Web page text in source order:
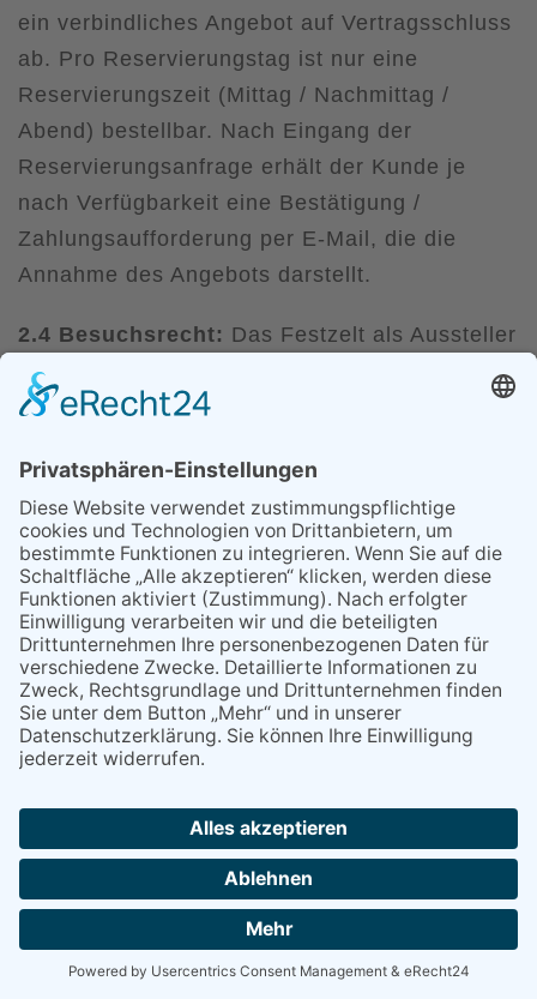
ein verbindliches Angebot auf Vertragsschluss
ab. Pro Reservierungstag ist nur eine
Reservierungszeit (Mittag / Nachmittag /
Abend) bestellbar. Nach Eingang der
Reservierungsanfrage erhält der Kunde je
nach Verfügbarkeit eine Bestätigung /
Zahlungsaufforderung per E-Mail, die die
Annahme des Angebots darstellt.
2.4 Besuchsrecht: Das Festzelt als Aussteller
der Reservierungen will den Zutritt zum
Festzelt und den reservierten Plätzen nicht
gewähren, welche die Reservierung direkt
beim Festzelt oder im Rahmen einer
zulässigen Weitergabe nach Ziffer 7.3
erworben haben. Das Festzelt gewährt daher
nur denjenigen Personen das Recht, die
jeweilige Veranstaltung zu besuchen
(nachfolgend: „Besuchsrecht“), die entweder
durch auf die Reservierungsbestätigung oder
Einlassbänder gedruckten
Namensaufdruck) identifizierbar sind oder die
nach Ziffer 7.3 Reservierungen zulässig
erworben haben. Zum Nachweis seiner
Identität hat der jeweilige Besucher ein
geeignetes amtliches Identifikationsdokument